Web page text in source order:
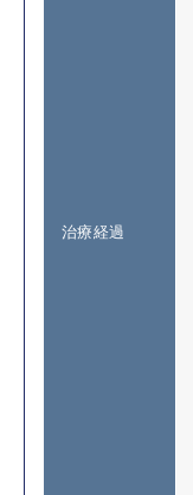
治療経過